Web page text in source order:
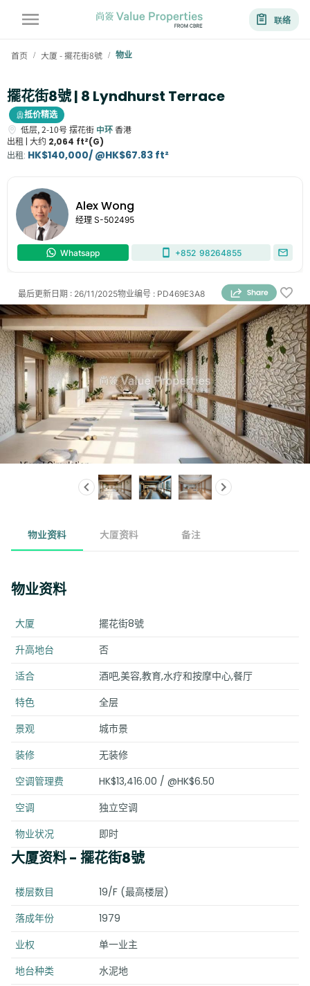
联络
首页 / 大厦 - 擺花街8號 / 物业
擺花街8號 | 8 Lyndhurst Terrace
抵价精选
低层,2-10号 摆花街 中环香港
出租 | 大约 2,064 ft²(G)
出租: HK$140,000/ @HK$67.83 ft²
Alex Wong
经理 S-502495
Whatsapp +852 98264855
物业编号 : PD469E3A8
最后更新日期 : 26/11/2025
物业资料 大厦资料 备注
物业资料
大厦
擺花街8號
升高地台
否
适合
酒吧,美容,教育,水疗和按摩中心,餐厅
特色
全层
景观
城市景
装修
无装修
空调管理费
HK$13,416.00 / @HK$6.50
空调
独立空调
物业状况
即时
大厦资料- 擺花街8號
楼层数目
19/F (最高楼层)
落成年份
1979
业权
单一业主
地台种类
水泥地